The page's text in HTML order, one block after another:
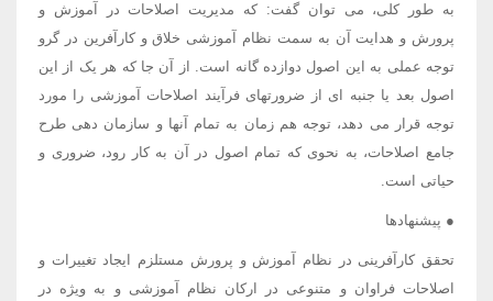
به طور کلی، می توان گفت: که مدیریت اصلاحات در آموزش و
پرورش و هدایت آن به سمت نظام آموزشی خلاق و کارآفرین در گرو
توجه عملی به این اصول دوازده گانه است. از آن جا که هر یک از این
اصول بعد یا جنبه ای از ضرورتهای فرآیند اصلاحات آموزشی را مورد
توجه قرار می دهد، توجه هم زمان به تمام آنها و سازمان دهی طرح
جامع اصلاحات، به نحوی که تمام اصول در آن به کار رود، ضروری و
حیاتی است.
● پیشنهادها
تحقق کارآفرینی در نظام آموزش و پرورش مستلزم ایجاد تغییرات و
اصلاحات فراوان و متنوعی در ارکان نظام آموزشی و به ویژه در